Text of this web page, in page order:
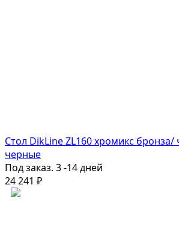
Стол DikLine ZL160 хромикс
черные
Под заказ. 3 -14 дней
24 241 ₽